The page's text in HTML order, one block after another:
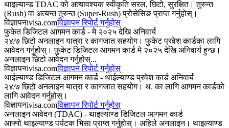
थाइल्यान्ड TDAC को अत्यावश्यक स्वीकृति सरल, छिटो, सुरक्षित। तुरुन्त
(Rush) वा अत्यन्त तुरुन्त (Super-Rush) प्रोसेसिङ प्राप्त गर्नुहोस्।
विज्ञापनivisa.comविज्ञापन रिपोर्ट गर्नुहोस्
फुकेत डिजिटल आगमन कार्ड - मे २०२५ देखि अनिवार्य
२४/७ छिटो अनलाइन यात्रा र कागजात सहयोग। फुकेट प्रवेश कार्डका लागि
आवेदन गर्नुहोस्। फुकेट डिजिटल आगमन कार्ड मे २०२५ देखि अनिवार्य हुन्छ।
अनलाइन छिटो आवेदन गर्नुहोस्...
विज्ञापनivisa.comविज्ञापन रिपोर्ट गर्नुहोस्
थाईल्याण्ड डिजिटल आगमन कार्ड - थाईल्याण्ड प्रवेश कार्ड अनिवार्य
२४/७ छिटो अनलाइन यात्रा र कागजात सहयोग। थ. का लागि आगमन कार्डको
लागि आवेदन गर्नुहोस्।
विज्ञापनivisa.comविज्ञापन रिपोर्ट गर्नुहोस्
अनलाइन आवेदन (TDAC) - थाइल्याण्ड डिजिटल आगमन कार्ड
आफ्नो थाइल्याण्ड पर्यटक भिसा प्राप्त गर्नुहोस्। अहिले अनलाइन। थाइल्याण्ड